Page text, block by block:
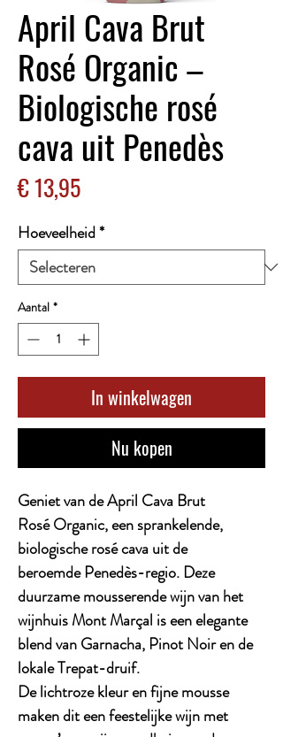
April Cava Brut
Rosé Organic –
Biologische rosé
cava uit Penedès
€ 13,95Prijs
Hoeveelheid*
Aantal *
In winkelwagen
Nu kopen
Geniet van de April Cava Brut
Rosé Organic, een sprankelende,
biologische rosé cava uit de
beroemde Penedès-regio. Deze
duurzame mousserende wijn van het
wijnhuis Mont Marçal is een elegante
blend van Garnacha, Pinot Noir en de
lokale Trepat-druif.
De lichtroze kleur en fijne mousse
maken dit een feestelijke wijn met